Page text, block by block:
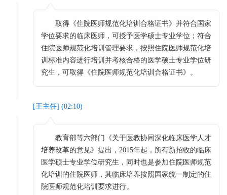
取得《住院医师规范化培训合格证书》并符合国家
学位要求的临床医师，可授予医学硕士专业学位；符合
住院医师规范化培训管理要求，按照住院医师规范化培
训标准内容进行培训并考核合格的医学硕士专业学位研
究生，可取得《住院医师规范化培训合格证书》。
[王主任] (02:10)
教育部等六部门《关于医教协同深化临床医学人才
培养改革的意见》提出，2015年起，所有新招收的临床
医学硕士专业学位研究生，同时也是参加住院医师规范
化培训的住院医师，其临床培养按照国家统一制定的住
院医师规范化培训要求进行。